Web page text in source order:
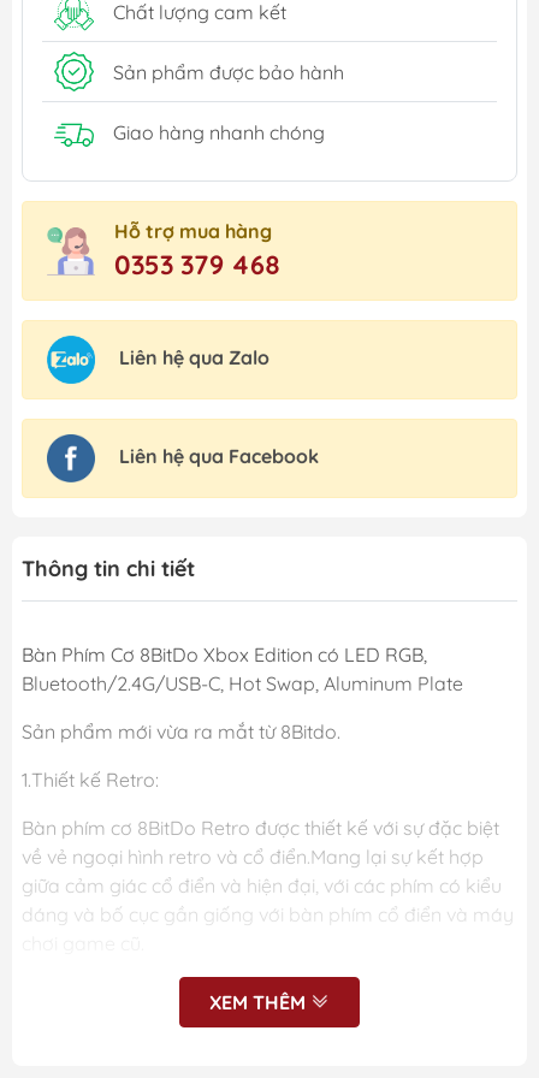
Chất lượng cam kết
Sản phẩm được bảo hành
Giao hàng nhanh chóng
Hỗ trợ mua hàng
0353 379 468
Liên hệ qua Zalo
Liên hệ qua Facebook
Thông tin chi tiết
Bàn Phím Cơ 8BitDo Xbox Edition có LED RGB,
Bluetooth/2.4G/USB-C, Hot Swap, Aluminum Plate
Sản phẩm mới vừa ra mắt từ 8Bitdo.
1.Thiết kế Retro:
Bàn phím cơ 8BitDo Retro được thiết kế với sự đặc biệt
về vẻ ngoại hình retro và cổ điển.Mang lại sự kết hợp
giữa cảm giác cổ điển và hiện đại, với các phím có kiểu
dáng và bố cục gần giống với bàn phím cổ điển và máy
XEM THÊM